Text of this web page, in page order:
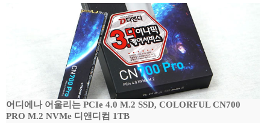
어디에나 어울리는 PCIe 4.0 M.2 SSD, COLORFUL CN700
PRO M.2 NVMe 디앤디컴 1TB